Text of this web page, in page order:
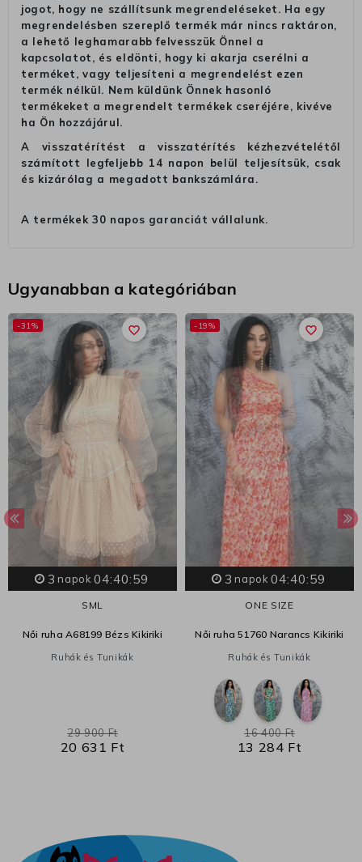
jogot, hogy ne szállítsunk megrendeléseket. Ha egy
megrendelésben szereplő termék már nincs raktáron,
a lehető leghamarabb felvesszük Önnel a
kapcsolatot, és eldönti, hogy ki akarja cserélni a
terméket, vagy teljesíteni a megrendelést ezen
termék nélkül. Nem küldünk Önnek hasonló
termékeket a megrendelt termékek cseréjére, kivéve
ha Ön hozzájárul.
A visszatérítést a visszatérítés kézhezvételétől
számított legfeljebb 14 napon belül teljesítsük, csak
és kizárólag a megadott bankszámlára.
A termékek 30 napos garanciát vállalunk.
Ugyanabban a kategóriában
favorite_border
-31%
3 napok04:40:59
S ML
Női ruha A68199 Bézs Kikiriki
Ruhák és Tunikák
20 631 Ft
29 900 Ft
favorite_border
-19%
3 napok04:40:59
ONE SIZE
Női ruha 51760 Narancs Kikiriki
Ruhák és Tunikák
13 284 Ft
16 400 Ft